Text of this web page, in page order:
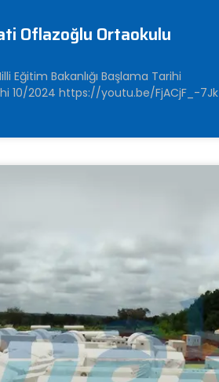
Oflazoğlu Ortaokulu
Eğitim Bakanlığı Başlama Tarihi
10/2024 https://youtu.be/FjACjF_-7Jk